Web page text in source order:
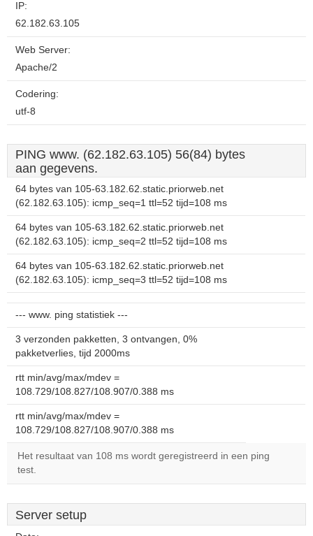
IP:
62.182.63.105
Web Server:
Apache/2
Codering:
utf-8
PING www. (62.182.63.105) 56(84) bytes
aan gegevens.
64 bytes van 105-63.182.62.static.priorweb.net
(62.182.63.105): icmp_seq=1 ttl=52 tijd=108 ms
64 bytes van 105-63.182.62.static.priorweb.net
(62.182.63.105): icmp_seq=2 ttl=52 tijd=108 ms
64 bytes van 105-63.182.62.static.priorweb.net
(62.182.63.105): icmp_seq=3 ttl=52 tijd=108 ms
--- www. ping statistiek ---
3 verzonden pakketten, 3 ontvangen, 0%
pakketverlies, tijd 2000ms
rtt min/avg/max/mdev =
108.729/108.827/108.907/0.388 ms
rtt min/avg/max/mdev =
108.729/108.827/108.907/0.388 ms
Het resultaat van 108 ms wordt geregistreerd in een ping
test.
Server setup